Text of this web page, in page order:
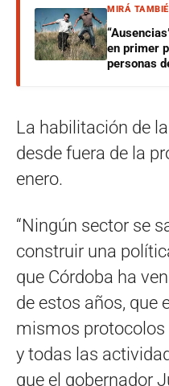
MIRÁ
en primer
personas
La habilitación de
desde fuera de la
enero.
“Ningún sector se
construir una
que Córdoba ha
de estos años, que
mismos protocolos
y todas las
que el gobernador